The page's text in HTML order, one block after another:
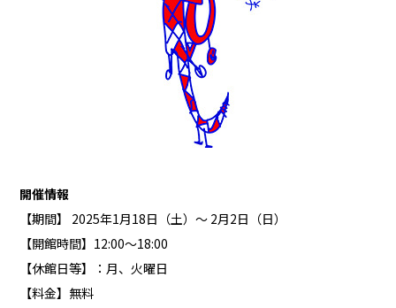
開催情報
【期間】 2025年1月18日（土）～ 2月2日（日）
【開館時間】12:00〜18:00
【休館日等】：月、火曜日
【料金】無料